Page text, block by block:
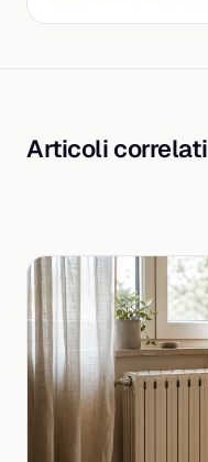
Articoli correlati